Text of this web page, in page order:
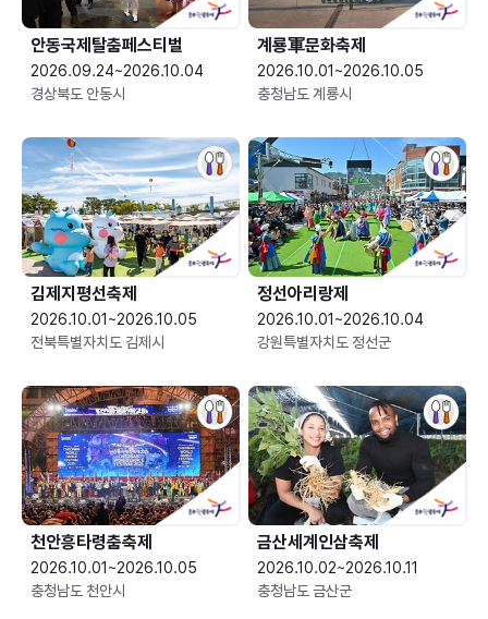
안동국제탈춤페스티벌
2026.09.24~2026.10.04
경상북도 안동시
2026.10.01~2026.10.05
충청남도 계룡시
김제지평선축제
2026.10.01~2026.10.05
전북특별자치도 김제시
정선아리랑제
2026.10.01~2026.10.04
강원특별자치도 정선군
천안흥타령춤축제
2026.10.01~2026.10.05
충청남도 천안시
금산세계인삼축제
2026.10.02~2026.10.11
충청남도 금산군